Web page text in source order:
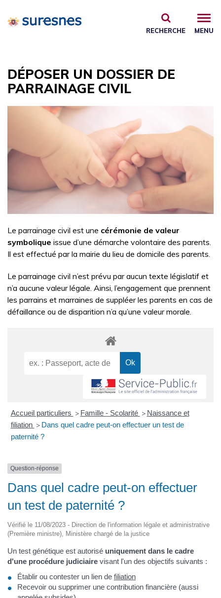
MENU
RECHERCHE
DÉPOSER UN DOSSIER DE
PARRAINAGE CIVIL
Le parrainage civil est une cérémonie de valeur
symbolique issue d’une démarche volontaire des parents.
Il est effectué par la mairie du lieu de domicile des parents.
Le parrainage civil n’est prévu par aucun texte législatif et
n’a aucune valeur légale. Ainsi, l’engagement que prennent
les parrains et marraines de suppléer les parents en cas de
défaillance ou de disparition n’a qu’une valeur morale.
Accueil particuliers > Famille - Scolarité > Naissance et
filiation > Dans quel cadre peut-on effectuer un test de
paternité ?
Question-réponse
Dans quel cadre peut-on effectuer
un test de paternité ?
Vérifié le 11/08/2023 - Direction de l'information légale et administrative
(Première ministre), Ministère chargé de la justice
Un test génétique est autorisé uniquement dans le cadre
d'une procédure judiciaire visant l'un des objectifs suivants :
Établir ou contester un lien de filiation
Recevoir ou supprimer une contribution financière (aussi